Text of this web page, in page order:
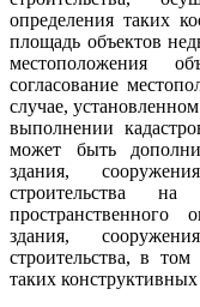
определения таких
площадь объектов
местоположения
согласование
случае,
выполнении
может быть
здания,
строительства на
пространственного
здания,
строительства, в
таких